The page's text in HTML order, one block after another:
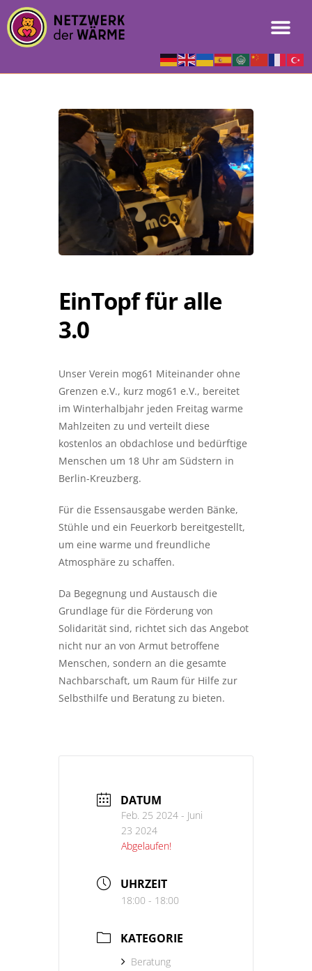
EinTopf für alle
3.0
Unser Verein mog61 Miteinander ohne
Grenzen e.V., kurz mog61 e.V., bereitet
im Winterhalbjahr jeden Freitag warme
Mahlzeiten zu und verteilt diese
kostenlos an obdachlose und bedürftige
Menschen um 18 Uhr am Südstern in
Berlin-Kreuzberg.
Für die Essensausgabe werden Bänke,
Stühle und ein Feuerkorb bereitgestellt,
um eine warme und freundliche
Atmosphäre zu schaffen.
Da Begegnung und Austausch die
Grundlage für die Förderung von
Solidarität sind, richtet sich das Angebot
nicht nur an von Armut betroffene
Menschen, sondern an die gesamte
Nachbarschaft, um Raum für Hilfe zur
Selbsthilfe und Beratung zu bieten.
DATUM
Feb. 25 2024 - Juni
23 2024
Abgelaufen!
UHRZEIT
18:00 - 18:00
KATEGORIE
Beratung